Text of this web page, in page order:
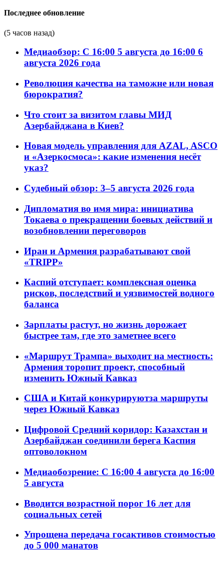
Последнее обновление
(5 часов назад)
Медиаобзор: С 16:00 5 августа до 16:00 6
августа 2026 года
Революция качества на таможне или новая
бюрократия?
Что стоит за визитом главы МИД
Азербайджана в Киев?
Новая модель управления для AZAL, ASCO
и «Азеркосмоса»: какие изменения несёт
указ?
Судебный обзор: 3–5 августа 2026 года
Дипломатия во имя мира: инициатива
Токаева о прекращении боевых действий и
возобновлении переговоров
Иран и Армения разрабатывают свой
«TRIPP»
Каспий отступает: комплексная оценка
рисков, последствий и уязвимостей водного
баланса
Зарплаты растут, но жизнь дорожает
быстрее там, где это заметнее всего
«Маршрут Трампа» выходит на местность:
Армения торопит проект, способный
изменить Южный Кавказ
США и Китай конкурируютза маршруты
через Южный Кавказ
Цифровой Средний коридор: Казахстан и
Азербайджан соединили берега Каспия
оптоволокном
Медиаобозрение: С 16:00 4 августа до 16:00
5 августа
Вводится возрастной порог 16 лет для
социальных сетей
Упрощена передача госактивов стоимостью
до 5 000 манатов